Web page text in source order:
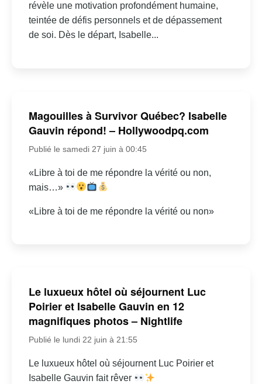
révèle une motivation profondément humaine,
teintée de défis personnels et de dépassement
de soi. Dès le départ, Isabelle...
Magouilles à Survivor Québec? Isabelle
Gauvin répond! – Hollywoodpq.com
Publié le samedi 27 juin à 00:45
«Libre à toi de me répondre la vérité ou non,
mais…»
«Libre à toi de me répondre la vérité ou non»
Le luxueux hôtel où séjournent Luc
Poirier et Isabelle Gauvin en 12
magnifiques photos – Nightlife
Publié le lundi 22 juin à 21:55
Le luxueux hôtel où séjournent Luc Poirier et
Isabelle Gauvin fait rêver